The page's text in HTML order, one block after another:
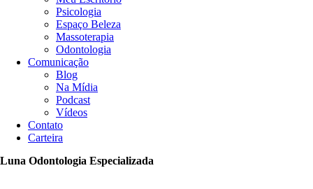
Psicologia
Espaço Beleza
Massoterapia
Odontologia
Comunicação
Blog
Na Mídia
Podcast
Vídeos
Contato
Carteira
Luna Odontologia Especializada